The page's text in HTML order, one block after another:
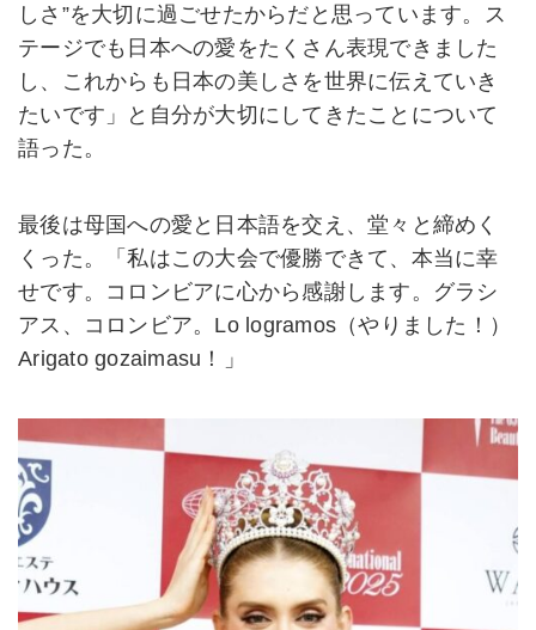
しさ”を大切に過ごせたからだと思っています。ス
テージでも日本への愛をたくさん表現できました
し、これからも日本の美しさを世界に伝えていき
たいです」と自分が大切にしてきたことについて
語った。
最後は母国への愛と日本語を交え、堂々と締めく
くった。「私はこの大会で優勝できて、本当に幸
せです。コロンビアに心から感謝します。グラシ
アス、コロンビア。Lo logramos（やりました！）
Arigato gozaimasu！」